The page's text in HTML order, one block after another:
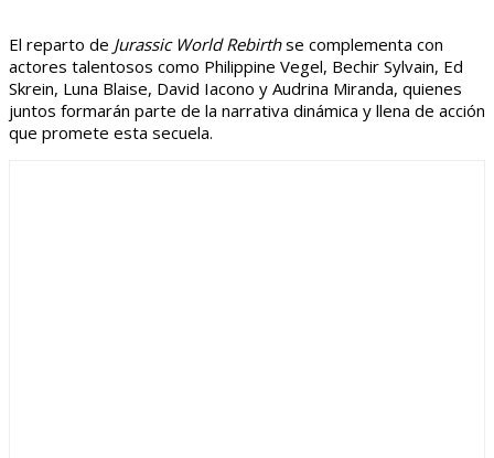
El reparto de Jurassic World Rebirthse complementa con
actores talentosos como Philippine Vegel, Bechir Sylvain, Ed
Skrein, Luna Blaise, David Iacono y Audrina Miranda, quienes
juntos formarán parte de la narrativa dinámica y llena de acción
que promete esta secuela.